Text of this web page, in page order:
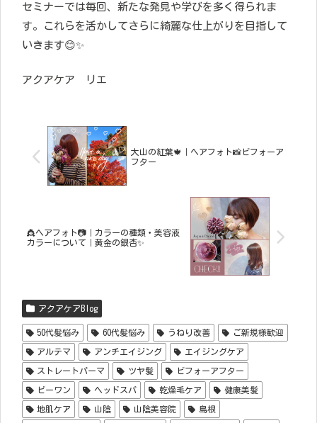
セミナーでは毎回、新たな発見や学びを多く得られま
す。これらを活かしてさらに綺麗な仕上がりを目指して
いきます😊✨
アクアケア リエ
大山の紅葉🍁｜ヘアフォト📸ビフォーア
フター
👸ヘアフォト📷｜カラーの種類・美容液
カラーについて｜黄金の銀杏✨
アクアケアBlog
50代髪悩み 60代髪悩み うねり改善 ご新規様歓迎
アルテマ アンチエイジング エイジングケア
ストレートパーマ ツヤ髪 ビフォーアフター
ビーワン ヘッドスパ 乾燥毛ケア 健康美髪
地肌ケア 山陰 山陰美容院 島根